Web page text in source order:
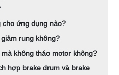
cho ứng dụng nào?
rung không?
không tháo motor không?
hợp brake drum và brake